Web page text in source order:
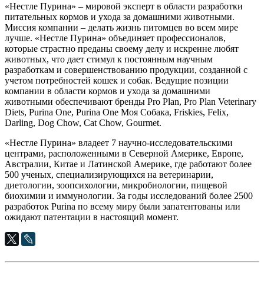
«Нестле Пурина» – мировой эксперт в области разработки
питательных кормов и ухода за домашними животными.
Миссия компании – делать жизнь питомцев во всем мире
лучше. «Нестле Пурина» объединяет профессионалов,
которые страстно преданы своему делу и искренне любят
животных, что дает стимул к постоянным научным
разработкам и совершенствованию продукции, созданной с
учетом потребностей кошек и собак. Ведущие позиции
компании в области кормов и ухода за домашними
животными обеспечивают бренды Pro Plan, Pro Plan Veterinary
Diets, Purina One, Purina One Моя Собака, Friskies, Felix,
Darling, Dog Chow, Cat Chow, Gourmet.
«Нестле Пурина» владеет 7 научно-исследовательскими
центрами, расположенными в Северной Америке, Европе,
Австралии, Китае и Латинской Америке, где работают более
500 ученых, специализирующихся на ветеринарии,
диетологии, зоопсихологии, микробиологии, пищевой
биохимии и иммунологии. За годы исследований более 2500
разработок Purina по всему миру были запатентованы или
ожидают патентации в настоящий момент.